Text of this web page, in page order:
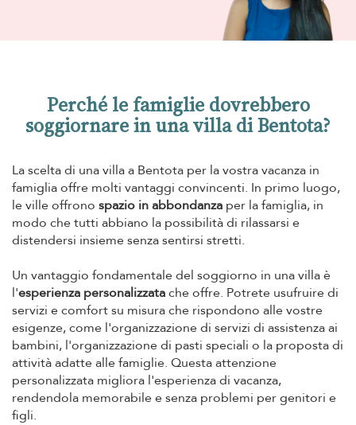
Perché le famiglie dovrebbero
soggiornare in una villa di Bentota?
La scelta di una villa a Bentota per la vostra vacanza in
famiglia offre molti vantaggi convincenti. In primo luogo,
le ville offrono spazio in abbondanza per la famiglia, in
modo che tutti abbiano la possibilità di rilassarsi e
distendersi insieme senza sentirsi stretti.
Un vantaggio fondamentale del soggiorno in una villa è
l'esperienza personalizzatache offre. Potrete usufruire di
servizi e comfort su misura che rispondono alle vostre
esigenze, come l'organizzazione di servizi di assistenza ai
bambini, l'organizzazione di pasti speciali o la proposta di
attività adatte alle famiglie. Questa attenzione
personalizzata migliora l'esperienza di vacanza,
rendendola memorabile e senza problemi per genitori e
figli.